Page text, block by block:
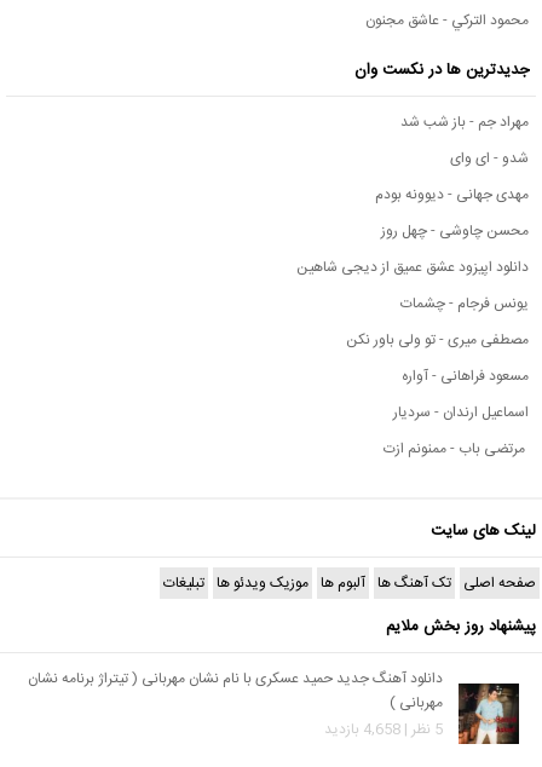
محمود التركي - عاشق مجنون
جدیدترین ها در نکست وان
مهراد جم - باز شب شد
شدو - ای وای
مهدی جهانی - دیوونه بودم
محسن چاوشی - چهل روز
دانلود اپیزود عشق عمیق از دیجی شاهین
یونس فرجام - چشمات
مصطفی میری - تو ولی باور نکن
مسعود فراهانی - آواره
اسماعیل ارندان - سردیار
مرتضی باب - ممنونم ازت
لینک های سایت
صفحه اصلی تک آهنگ ها آلبوم ها موزیک ویدئو ها تبلیغات
پیشنهاد روز بخش ملایم
دانلود آهنگ جدید حمید عسکری با نام نشان مهربانی ( تیتراژ برنامه نشان
مهربانی )
5 نظر | 4,658 بازدید